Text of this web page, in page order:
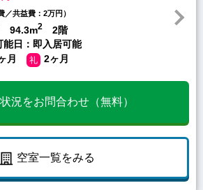
／共益費：2万円）
94.3m2
2階
能日：即入居可能
月 礼 2ヶ月
況をお問合わせ（無料）
空室一覧をみる